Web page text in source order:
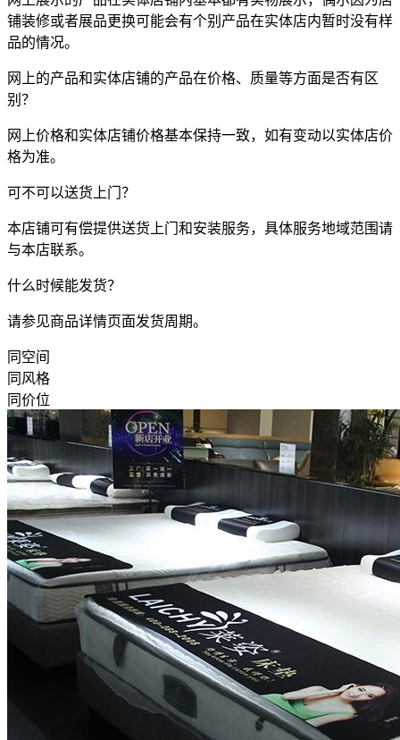
铺装修或者展品更换可能会有个别产品在实体店内暂时没有样
品的情况。
网上的产品和实体店铺的产品在价格、质量等方面是否有区
别？
网上价格和实体店铺价格基本保持一致，如有变动以实体店价
格为准。
可不可以送货上门？
本店铺可有偿提供送货上门和安装服务，具体服务地域范围请
与本店联系。
什么时候能发货？
请参见商品详情页面发货周期。
同空间
同风格
同价位